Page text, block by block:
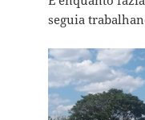
seguia